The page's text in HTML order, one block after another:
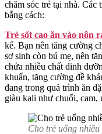
chăm sóc trẻ tại nhà. Các
bằng cách:
Trẻ sốt cao ăn vào nôn
kể. Bạn nên tăng cường
sơ sinh còn bú mẹ, nên
chứa nhiều chất dinh
khuẩn, tăng cường đề
đang trong quá trình ăn
giàu kali như chuối,
Cho trẻ uống